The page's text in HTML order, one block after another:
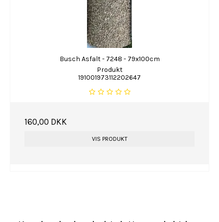
Busch Asfalt - 7248 - 79x100cm
Produkt
191001973112202647
160,00 DKK
VIS PRODUKT